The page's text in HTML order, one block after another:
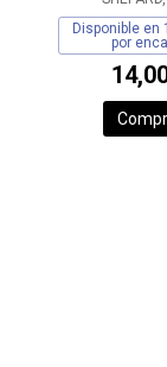
Disponible en
por